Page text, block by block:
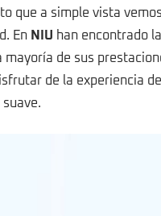
que a simple vista
En NIU han encontrado
mayoría de sus
de la experiencia